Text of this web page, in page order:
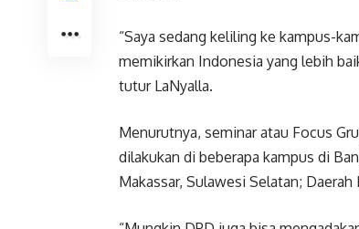
“Saya sedang keliling ke kampus-
memikirkan Indonesia yang lebih
tutur LaNyalla.
Menurutnya, seminar atau Focus
dilakukan di beberapa kampus di
Makassar, Sulawesi Selatan;